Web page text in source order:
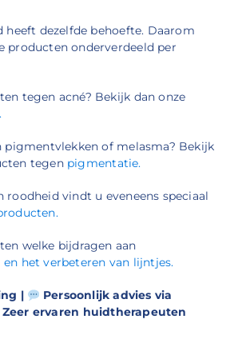
heeft dezelfde behoefte. Daarom
producten onderverdeeld per
tegen acné? Bekijk dan onze
pigmentvlekken of melasma? Bekijk
tegen pigmentatie.
roodheid vindt u eveneens speciaal
welke bijdragen aan
het verbeteren van lijntjes.
|
Persoonlijk advies via
Zeer ervaren huidtherapeuten